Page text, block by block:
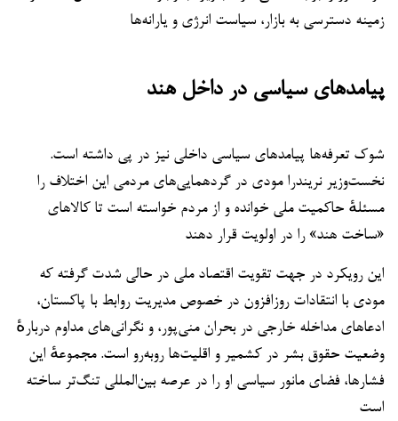
زمینه دسترسی به بازار، سیاست انرژی و یارانه‌ها
پیامدهای سیاسی در داخل هند
شوک تعرفه‌ها پیامدهای سیاسی داخلی نیز در پی داشته است.
نخست‌وزیر نریندرا مودی در گردهمایی‌های مردمی این اختلاف را
مسئلهٔ حاکمیت ملی خوانده و از مردم خواسته است تا کالاهای
«ساخت هند» را در اولویت قرار دهند
این رویکرد در جهت تقویت اقتصاد ملی در حالی شدت گرفته که
مودی با انتقادات روزافزون در خصوص مدیریت روابط با پاکستان،
ادعاهای مداخله خارجی در بحران منی‌پور، و نگرانی‌های مداوم دربارهٔ
وضعیت حقوق بشر در کشمیر و اقلیت‌ها روبه‌رو است. مجموعهٔ این
فشارها، فضای مانور سیاسی او را در عرصه بین‌المللی تنگ‌تر ساخته
است